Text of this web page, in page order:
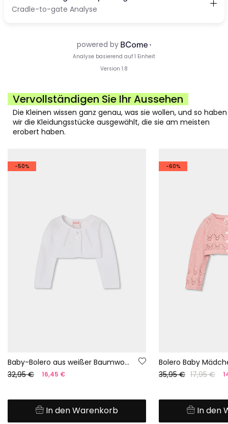
Vervollständigen Sie Ihr Aussehen
Die Kleinen wissen ganz genau, was sie wollen, und so haben
wir die Kleidungsstücke ausgewählt, die sie am meisten
erobert haben.
-50%
Baby-Bolero aus weißer Baumwolle
32,95 €
16,45 €
In den Warenkorb
-60%
35,95 € 17,95 €
In den